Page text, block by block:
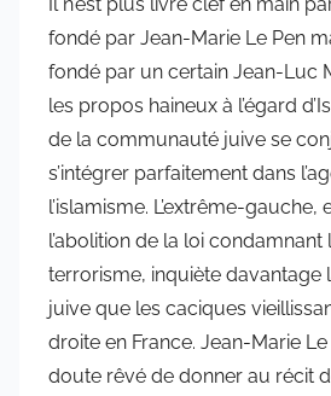
fondé par Jean-Marie Le Pen
fondé par un certain Jean-Luc
les propos haineux à l’égard
de la communauté juive se
s’intégrer parfaitement dans
l’islamisme. L’extrême-
l’abolition de la loi condamnant
terrorisme, inquiète davantage
juive que les caciques
droite en France. Jean-Marie
doute rêvé de donner au récit